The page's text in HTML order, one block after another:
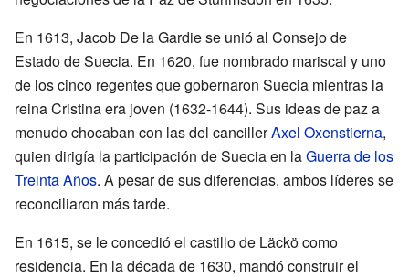
En 1613, Jacob De la Gardie se unió al Consejo de
Estado de Suecia. En 1620, fue nombrado mariscal y uno
de los cinco regentes que gobernaron Suecia mientras la
reina Cristina era joven (1632-1644). Sus ideas de paz a
menudo chocaban con las del cancillerAxel Oxenstierna,
quien dirigía la participación de Suecia en laGuerra de los
Treinta Años. A pesar de sus diferencias, ambos líderes se
reconciliaron más tarde.
En 1615, se le concedió el castillo de Läckö como
residencia. En la década de 1630, mandó construir el